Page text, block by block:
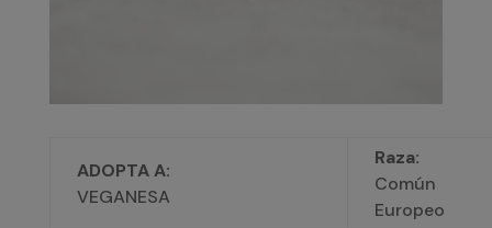
ADOPTA A:
VEGANESA
Raza:
Común
Europeo